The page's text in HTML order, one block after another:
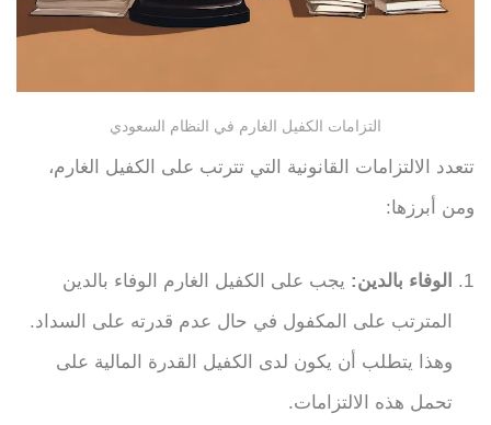
التزامات الكفيل الغارم في النظام السعودي
تتعدد الالتزامات القانونية التي تترتب على الكفيل الغارم،
ومن أبرزها:
الوفاء بالدين: يجب على الكفيل الغارم الوفاء بالدين
المترتب على المكفول في حال عدم قدرته على السداد.
وهذا يتطلب أن يكون لدى الكفيل القدرة المالية على
تحمل هذه الالتزامات.